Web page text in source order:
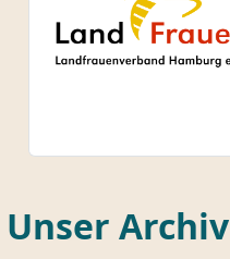
Unser Archiv